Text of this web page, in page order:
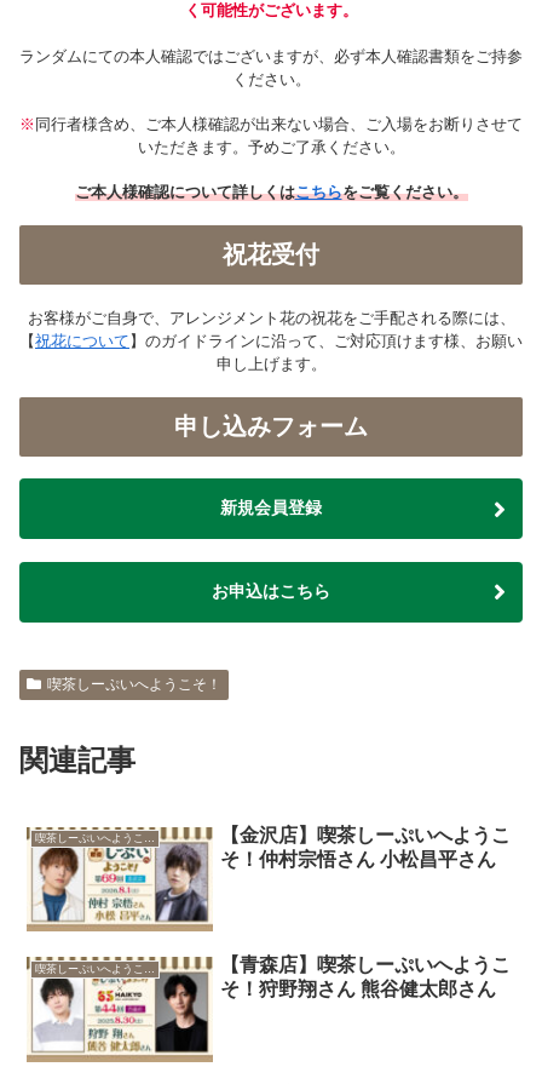
く可能性がございます。
ランダムにての本人確認ではございますが、必ず本人確認書類をご持参
ください。
※ 同行者様含め、ご本人様確認が出来ない場合、ご入場をお断りさせて
いただきます。予めご了承ください。
ご本人様確認について詳しくはこちらをご覧ください。
祝花受付
お客様がご自身で、アレンジメント花の祝花をご手配される際には、
【祝花について 】のガイドラインに沿って、ご対応頂けます様、お願い
申し上げます。
申し込みフォーム
新規会員登録
お申込はこちら
喫茶しーぷいへようこそ！
関連記事
喫茶しーぷいへようこそ！
【金沢店】喫茶しーぷいへようこ
そ！仲村宗悟さん 小松昌平さん
【青森店】喫茶しーぷいへようこ
そ！狩野翔さん 熊谷健太郎さん